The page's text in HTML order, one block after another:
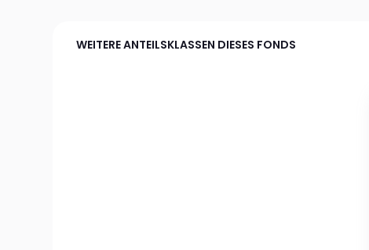
WEITERE ANTEILSKLASSEN DIESES FONDS